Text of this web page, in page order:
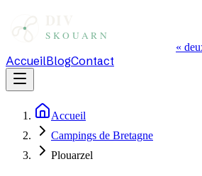
«
AccueilBlogContact
Accueil
Campings de Bretagne
Plouarzel